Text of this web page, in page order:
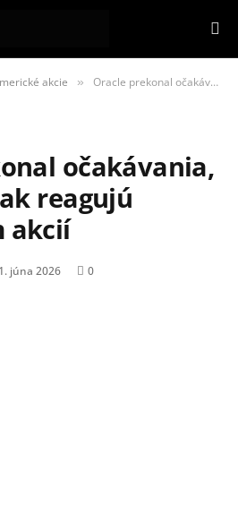
akcie » Oracle prekonal očakávania, investori však reagujú výpredajom akcií
očakávania,
reagujú
akcií
júna 2026 0